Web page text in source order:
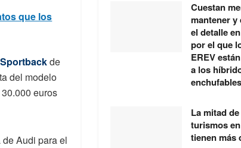
que los
de
del modelo
euros
Audi para el
Cuestan
mantener y
el detalle
por el que
EREV
a los
enchufables
La mitad
turismos
tienen más